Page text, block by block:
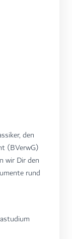
den
(BVerwG)
wir Dir den
rund